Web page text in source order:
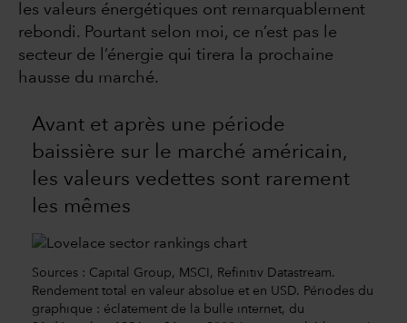
les valeurs énergétiques ont remarquablement
rebondi. Pourtant selon moi, ce n’est pas le
secteur de l’énergie qui tirera la prochaine
hausse du marché.
Avant et après une période
baissière sur le marché américain,
les valeurs vedettes sont rarement
les mêmes
Sources : Capital Group, MSCI, Refinitiv Datastream.
Rendement total en valeur absolue et en USD. Périodes du
graphique : éclatement de la bulle internet, du